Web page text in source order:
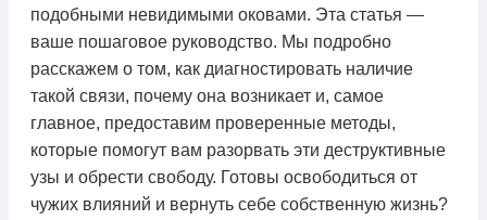
подобными невидимыми оковами. Эта статья —
ваше пошаговое руководство. Мы подробно
расскажем о том, как диагностировать наличие
такой связи, почему она возникает и, самое
главное, предоставим проверенные методы,
которые помогут вам разорвать эти деструктивные
узы и обрести свободу. Готовы освободиться от
чужих влияний и вернуть себе собственную жизнь?